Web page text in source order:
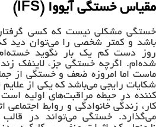
مقیاس خستگی آیووا (IFS)
خستگی مشکلی نیست که کسی
باشد و کمتر شخصی را می‌توان دید
روز دست کم یک بار نگوید
شده‌ام. اگرچه خستگی جزء لاینفک
ماست اما امروزه ضعف و خستگی از
شکایات رایجی می‌باشد که یکی از علایم
کننده در حیطه مراقبت‌های اولیه است
کار، زندگی خانوادگی و روابط اجتماعی
می‌گذارد. خستگی می‌تواند در